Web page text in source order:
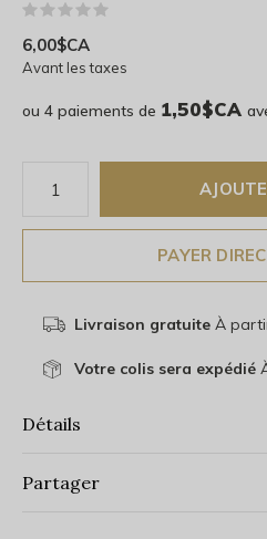
6,00$CA
Avant les taxes
ou 4 paiements de 1,50$CA
PAYER
Livraison gratuiteÀ
Votre colis sera expédié
Détails
Partager